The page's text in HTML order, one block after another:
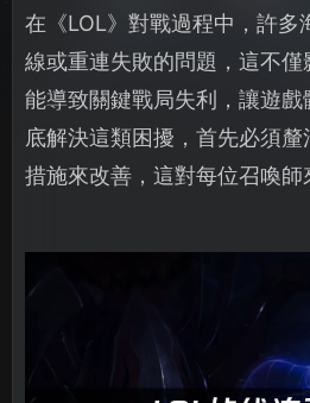
在《LOL》對戰過程中，許多
線或重連失敗的問題，這不
能導致關鍵戰局失利，讓遊
底解決這類困擾，首先必須
措施來改善，這對每位召喚師